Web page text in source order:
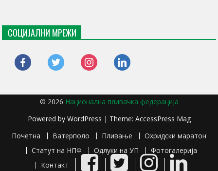
СОЦИЈАЛНИ МРЕЖИ
facebook twitter instagram linkedin
© 2026 Национална пливачка федерација
Powered by WordPress | Theme: AccessPress Mag
Почетна
Ватерполо Пливање
Охридски маратон
Статут на НПФ
Одлуки на УП
Фотогалерија
Контакт
Facebook Twitter InstagramLinkedIn